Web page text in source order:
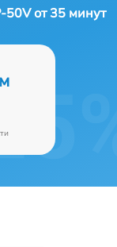
50V от 35 минут